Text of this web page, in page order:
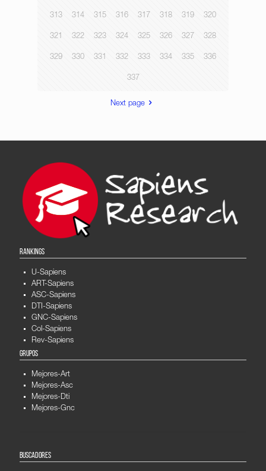
313 314 315 316 317 318 319 320
321 322 323 324 325 326 327 328
329 330 331 332 333 334 335 336
337
Next page
RANKINGS
U-Sapiens
ART-Sapiens
ASC-Sapiens
DTI-Sapiens
GNC-Sapiens
Col-Sapiens
Rev-Sapiens
GRUPOS
Mejores-Art
Mejores-Asc
Mejores-Dti
Mejores-Gnc
BUSCADORES